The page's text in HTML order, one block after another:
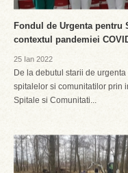
Fondul de Urgenta
contextul pandemiei
25 Ian 2022
De la debutul starii de
spitalelor si comunitatilor prin
Spitale si Comunitati...